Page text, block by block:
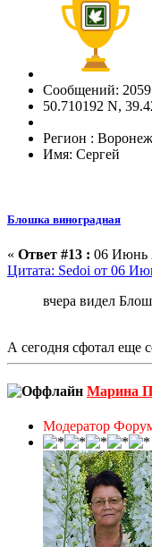
Сообщений:
50.710192 N,
Регион :
Имя: Сергей
Блошка виноградная
« Ответ #13 : 06 Июнь
Цитата: Sedoi от 06
вчера видел
А сегодня сфотал еще
Марина
Модератор